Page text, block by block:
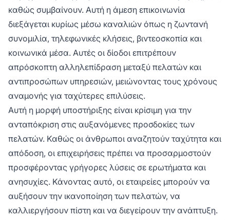
καθώς συμβαίνουν. Αυτή η άμεση επικοινωνία
διεξάγεται κυρίως μέσω καναλιών όπως η ζωντανή
συνομιλία, τηλεφωνικές κλήσεις, βιντεοσκοπία και
κοινωνικά μέσα. Αυτές οι δίοδοι επιτρέπουν
απρόσκοπτη αλληλεπίδραση μεταξύ πελατών και
αντιπροσώπων υπηρεσιών, μειώνοντας τους χρόνους
αναμονής για ταχύτερες επιλύσεις.
Αυτή η μορφή υποστήριξης είναι κρίσιμη για την
ανταπόκριση στις αυξανόμενες προσδοκίες των
πελατών. Καθώς οι άνθρωποι αναζητούν ταχύτητα και
απόδοση, οι επιχειρήσεις πρέπει να προσαρμοστούν
προσφέροντας γρήγορες λύσεις σε ερωτήματα και
ανησυχίες. Κάνοντας αυτό, οι εταιρείες μπορούν να
αυξήσουν την ικανοποίηση των πελατών, να
καλλιεργήσουν πίστη και να διεγείρουν την ανάπτυξη.